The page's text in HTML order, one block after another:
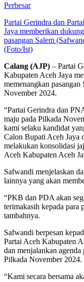
Perbesar
Partai Gerindra dan
Jaya memberikan
pasangan Salem
(Foto/Ist)
Calang (AJP) – Partai
Kabupaten Aceh Jaya
memenangkan
November 2024.
“Partai Gerindra dan
maju pada Pilkada
kami selaku kandidat
Calon Bupati Aceh Jaya
melakukan konsolidasi
Aceh Kabupaten Aceh
Safwandi menjelaskan
lainnya yang akan
“PKB dan PDA akan
terimakasih kepada para
tambahnya.
Safwandi berpesan
Partai Aceh Kabupaten
dan menjalankan
Pilkada November 2024.
“Kami secara bersama